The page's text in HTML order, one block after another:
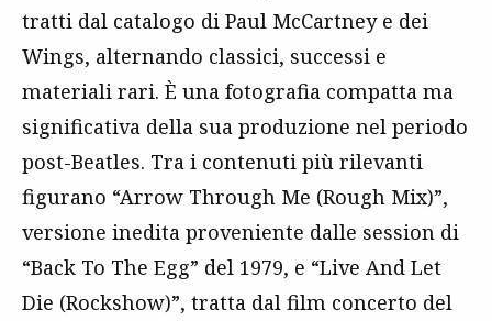
tratti dal catalogo di Paul McCartney e dei
Wings, alternando classici, successi e
materiali rari. È una fotografia compatta ma
significativa della sua produzione nel periodo
post-Beatles. Tra i contenuti più rilevanti
figurano “Arrow Through Me (Rough Mix)”,
versione inedita proveniente dalle session di
“Back To The Egg” del 1979, e “Live And Let
Die (Rockshow)”, tratta dal film concerto del